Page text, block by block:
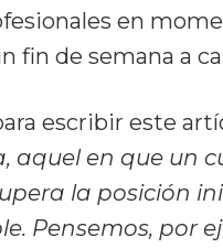
en
fin de semana a
escribir este
aquel en que un
la posición
Pensemos, por